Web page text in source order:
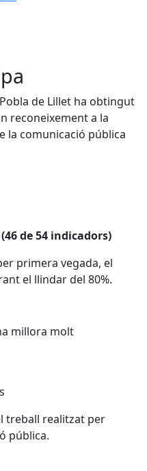
de Lillet ha obtingut
reconeixement a la
la comunicació pública
de 54 indicadors)
primera vegada, el
el llindar del 80%.
millora molt
treball realitzat per
pública.